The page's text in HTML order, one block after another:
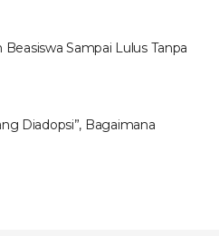
Sampai Lulus Tanpa
Diadopsi”, Bagaimana